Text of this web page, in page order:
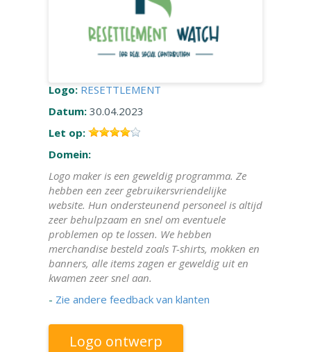
INLOGGEN
Logo: RESETTLEMENT
Datum: 30.04.2023
Let op:
Domein:
Logo maker is een geweldig programma. Ze
hebben een zeer gebruikersvriendelijke
website. Hun ondersteunend personeel is altijd
zeer behulpzaam en snel om eventuele
problemen op te lossen. We hebben
merchandise besteld zoals T-shirts, mokken en
banners, alle items zagen er geweldig uit en
kwamen zeer snel aan.
- Zie andere feedback van klanten
Logo ontwerp